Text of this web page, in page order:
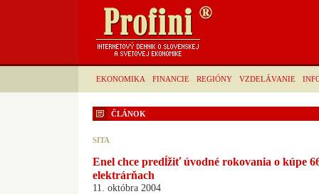
EKONOMIKA FINANCIE REGIÓNY VZDELÁVANIE
ČLÁNOK
SITA
Enel chce predĺžiť úvodné rokovania o kúpe
elektrárňach
11. októbra 2004